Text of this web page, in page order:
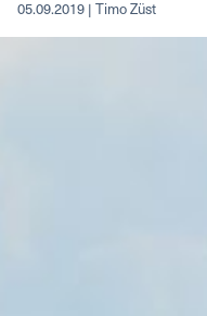
05.09.2019 | Timo Züst